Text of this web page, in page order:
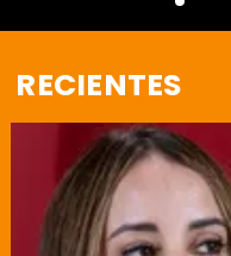
RECIENTES